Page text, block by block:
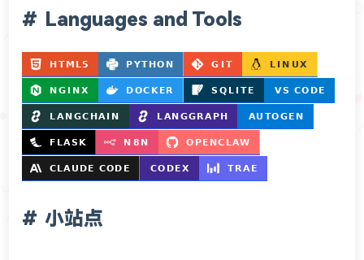
Languages and Tools
小站点